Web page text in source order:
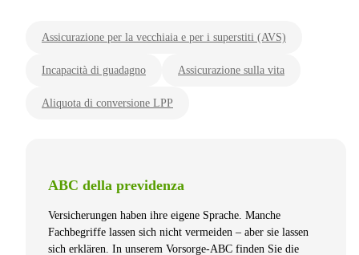
Assicurazione per la vecchiaia e per i superstiti (AVS)
Incapacità di guadagno Assicurazione sulla vita
Aliquota di conversione LPP
ABC della previdenza
Versicherungen haben ihre eigene Sprache. Manche
Fachbegriffe lassen sich nicht vermeiden – aber sie lassen
sich erklären. In unserem Vorsorge-ABC finden Sie die